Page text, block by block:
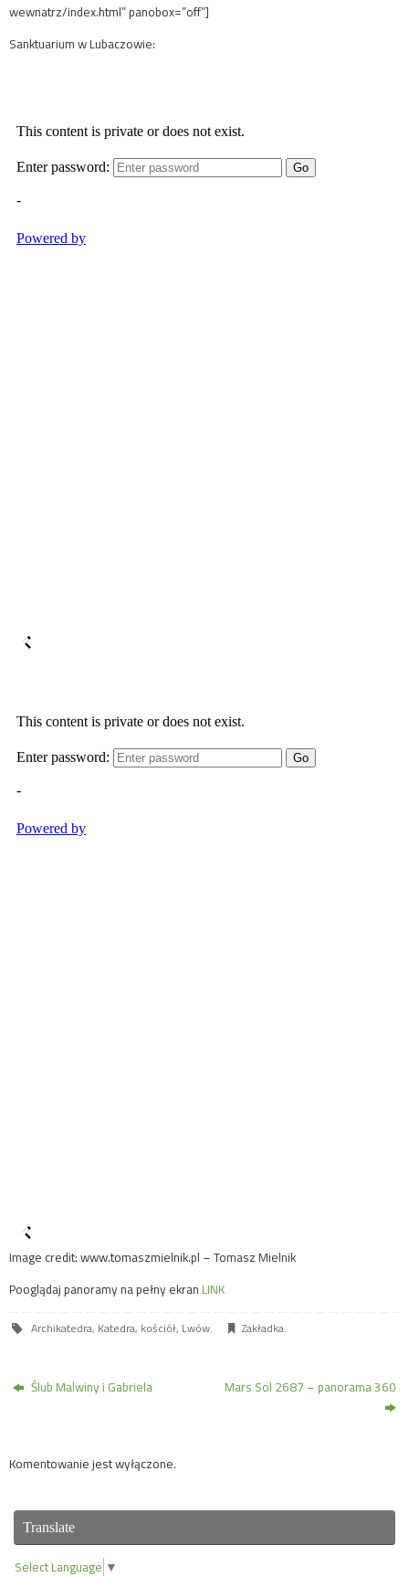
wewnatrz/index.html” panobox=”off”]
Sanktuarium w Lubaczowie:
Image credit: www.tomaszmielnik.pl – Tomasz Mielnik
Pooglądaj panoramy na pełny ekran LINK
Archikatedra, Katedra, kościół, Lwów. Zakładka.
Ślub Malwiny i Gabriela Mars Sol 2687 – panorama 360
Komentowanie jest wyłączone.
Translate
Select Language ▼